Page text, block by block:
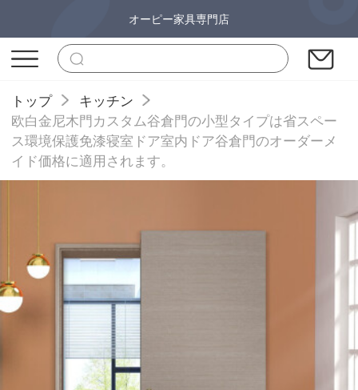
オーピー家具専門店
トップ
キッチン
欧白金尼木門カスタム谷倉門の小型タイプは省スペー
ス環境保護免漆寝室ドア室内ドア谷倉門のオーダーメ
イド価格に適用されます。